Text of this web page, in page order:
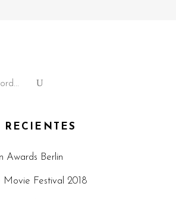
RECIENTES
Awards Berlin
Movie Festival 2018